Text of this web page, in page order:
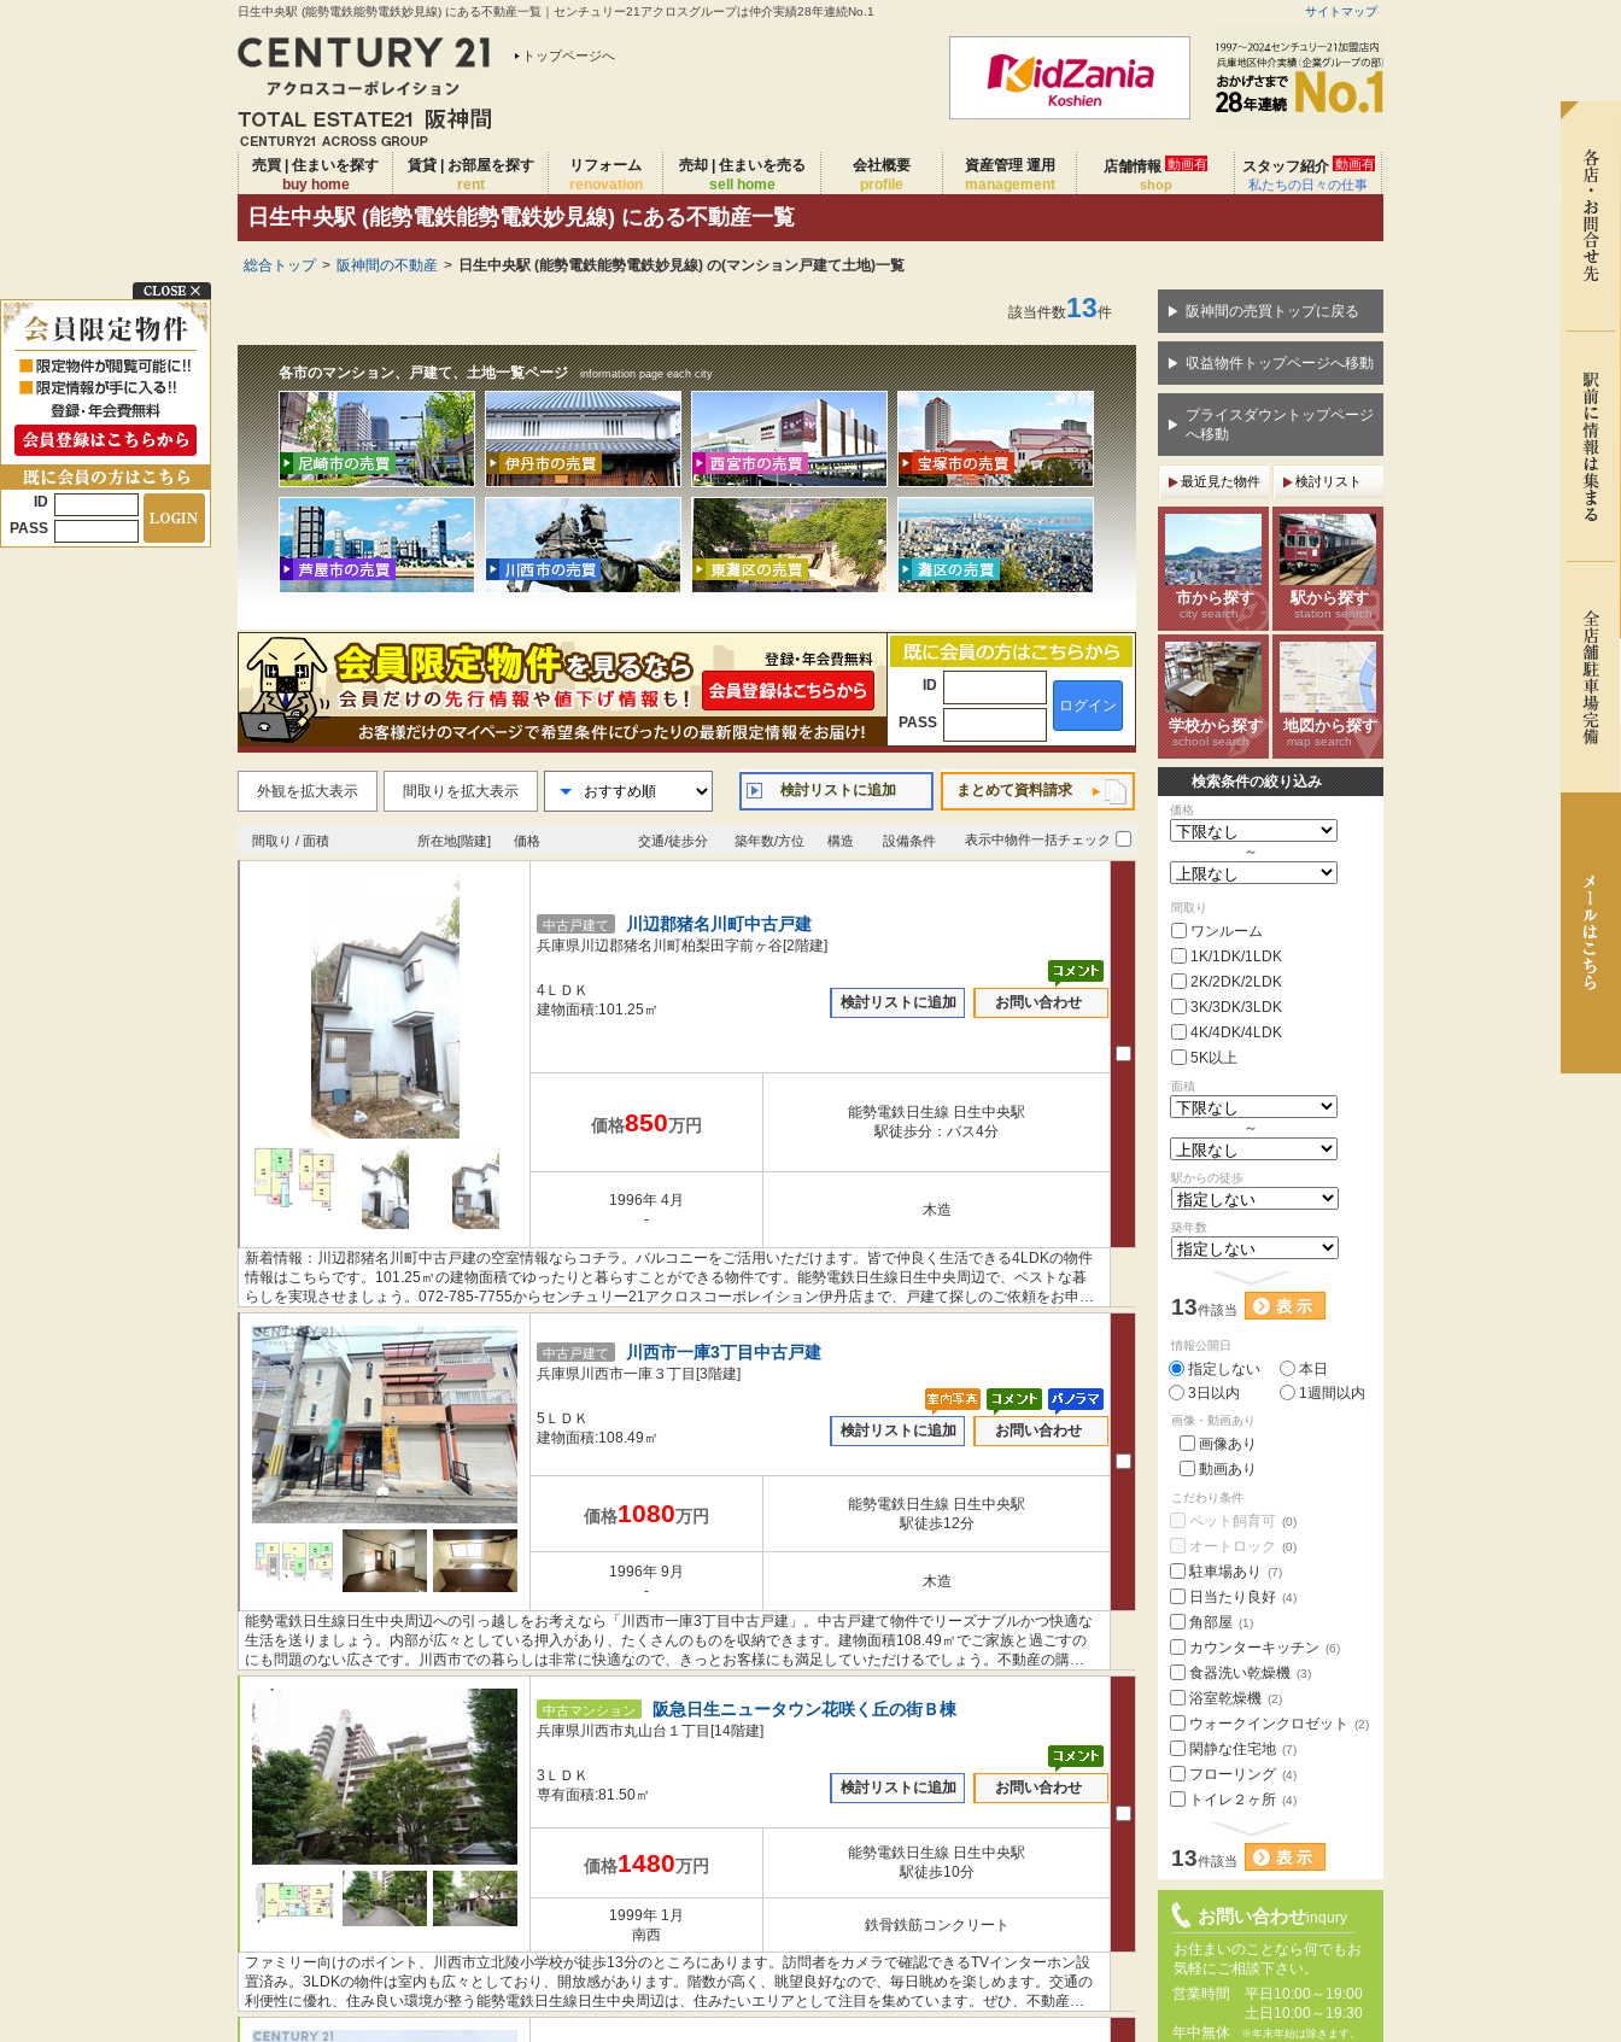
日生中央駅 (能勢電鉄能勢電鉄妙見線) にある不動産一覧｜センチュリー21アクロスグループは仲介実績28年連続No.1 サイトマップ
トップページへ
売買 | 住まいを探す
buy home
賃貸 | お部屋を探す
rent
リフォーム
renovation
売却 | 住まいを売る
sell home
会社概要
profile
資産管理 運用
management
店舗情報 動画有
shop
スタッフ紹介 動画有
私たちの日々の仕事
日生中央駅 (能勢電鉄能勢電鉄妙見線) にある不動産一覧
総合トップ > 阪神間の不動産 > 日生中央駅 (能勢電鉄能勢電鉄妙見線) の(マンション戸建て土地)一覧
阪神間の売買トップに戻る
収益物件トップページへ移動
プライスダウントップページ
へ移動
最近見た物件 検討リスト
市から探す
city search
駅から探す
station search
学校から探す
school search
地図から探す
map search
検索条件の絞り込み
価格
～
間取り
ワンルーム
1K/1DK/1LDK
2K/2DK/2LDK
3K/3DK/3LDK
4K/4DK/4LDK
5K以上
面積
～
駅からの徒歩
築年数
13件該当
情報公開日
指定しない
本日
3日以内
1週間以内
画像・動画あり
画像あり
動画あり
こだわり条件
ペット飼育可 (0)
オートロック (0)
駐車場あり (7)
日当たり良好 (4)
角部屋 (1)
カウンターキッチン (6)
食器洗い乾燥機 (3)
浴室乾燥機 (2)
ウォークインクロゼット (2)
閑静な住宅地 (7)
フローリング (4)
トイレ２ヶ所 (4)
13件該当
お問い合わせinqury
お住まいのことなら何でもお
気軽にご相談下さい。
営業時間
平日10:00～19:00
土日10:00～19:30
年中無休
※年末年始は除きます。
該当件数13件
各市のマンション、戸建て、土地一覧ページ information page each city
ログイン
ID
PASS
外観を拡大表示 間取りを拡大表示 検討リストに追加 まとめて資料請求
間取り / 面積 所在地[階建] 価格 交通/徒歩分 築年数/方位 構造 設備条件 表示中物件一括チェック
中古戸建て 川辺郡猪名川町中古戸建
兵庫県川辺郡猪名川町柏梨田字前ヶ谷[2階建]
4ＬＤＫ
建物面積:101.25㎡
検討リストに追加 お問い合わせ
価格850万円
能勢電鉄日生線 日生中央駅
駅徒歩分：バス4分
1996年 4月
-
木造
新着情報：川辺郡猪名川町中古戸建の空室情報ならコチラ。バルコニーをご活用いただけます。皆で仲良く生活できる4LDKの物件
情報はこちらです。101.25㎡の建物面積でゆったりと暮らすことができる物件です。能勢電鉄日生線日生中央周辺で、ベストな暮
らしを実現させましょう。072-785-7755からセンチュリー21アクロスコーポレイション伊丹店まで、戸建て探しのご依頼をお申し
付け下さい。
中古戸建て 川西市一庫3丁目中古戸建
兵庫県川西市一庫３丁目[3階建]
5ＬＤＫ
建物面積:108.49㎡
検討リストに追加 お問い合わせ
価格1080万円
能勢電鉄日生線 日生中央駅
駅徒歩12分
1996年 9月
-
木造
能勢電鉄日生線日生中央周辺への引っ越しをお考えなら「川西市一庫3丁目中古戸建」。中古戸建て物件でリーズナブルかつ快適な
生活を送りましょう。内部が広々としている押入があり、たくさんのものを収納できます。建物面積108.49㎡でご家族と過ごすの
にも問題のない広さです。川西市での暮らしは非常に快適なので、きっとお客様にも満足していただけるでしょう。不動産の購入
を検討しているのであれば、当社にお任せください。
中古マンション 阪急日生ニュータウン花咲く丘の街Ｂ棟
兵庫県川西市丸山台１丁目[14階建]
3ＬＤＫ
専有面積:81.50㎡
検討リストに追加 お問い合わせ
価格1480万円
能勢電鉄日生線 日生中央駅
駅徒歩10分
1999年 1月
南西
鉄骨鉄筋コンクリート
ファミリー向けのポイント、川西市立北陵小学校が徒歩13分のところにあります。訪問者をカメラで確認できるTVインターホン設
置済み。3LDKの物件は室内も広々としており、開放感があります。階数が高く、眺望良好なので、毎日眺めを楽しめます。交通の
利便性に優れ、住み良い環境が整う能勢電鉄日生線日生中央周辺は、住みたいエリアとして注目を集めています。ぜひ、不動産の
購入をご検討してはいかがでしょうか。
ID
PASS